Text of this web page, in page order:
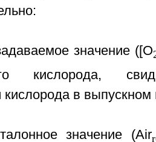
значение ([O
кислорода,
кислорода в выпускном
значение (Air